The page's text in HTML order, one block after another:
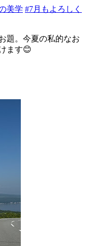
美学 #7月もよろしく
題。今夏の私的なお
ます😊